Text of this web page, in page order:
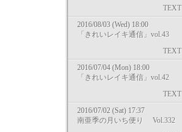
TEXT
2016/08/03 (Wed) 18:00
「きれいレイキ通信」vol.43
TEXT
2016/07/04 (Mon) 18:00
「きれいレイキ通信」vol.42
TEXT
2016/07/02 (Sat) 17:37
南亜季の月いち便り Vol.332